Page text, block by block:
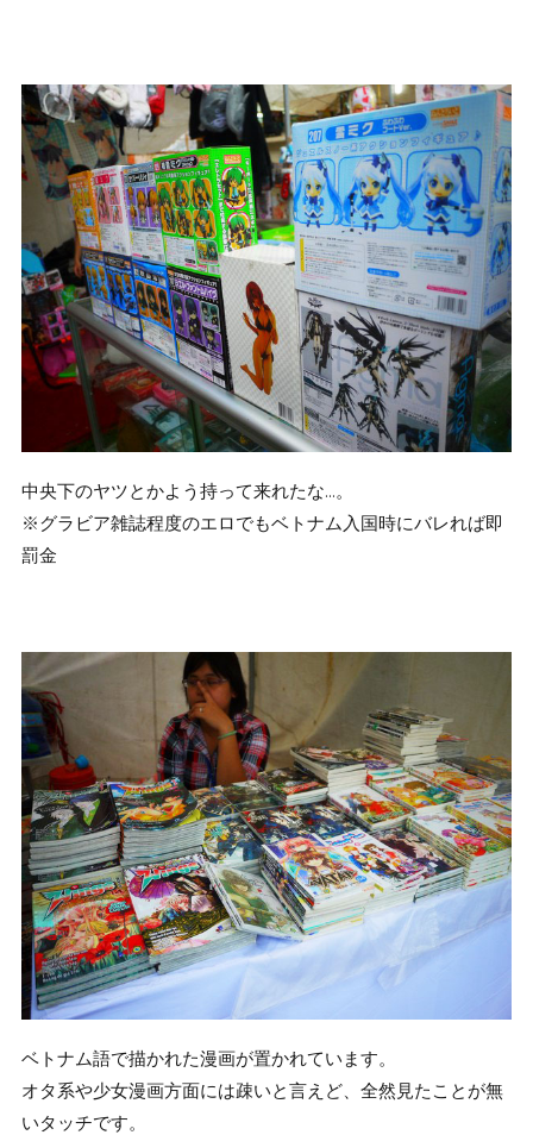
中央下のヤツとかよう持って来れたな…。
※グラビア雑誌程度のエロでもベトナム入国時にバレれば即
罰金
ベトナム語で描かれた漫画が置かれています。
オタ系や少女漫画方面には疎いと言えど、全然見たことが無
いタッチです。